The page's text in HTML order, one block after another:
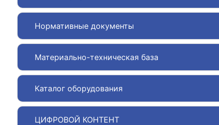
Нормативные документы
Материально-техническая база
Каталог оборудования
ЦИФРОВОЙ КОНТЕНТ